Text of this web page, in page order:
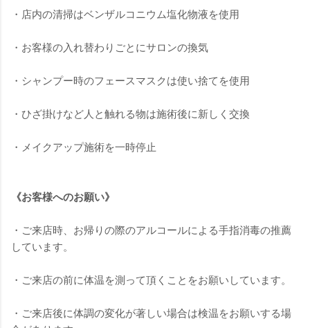
・店内の清掃はベンザルコニウム塩化物液を使用
・お客様の入れ替わりごとにサロンの換気
・シャンプー時のフェースマスクは使い捨てを使用
・ひざ掛けなど人と触れる物は施術後に新しく交換
・メイクアップ施術を一時停止
《お客様へのお願い》
・ご来店時、お帰りの際のアルコールによる手指消毒の推薦
しています。
・ご来店の前に体温を測って頂くことをお願いしています。
・ご来店後に体調の変化が著しい場合は検温をお願いする場